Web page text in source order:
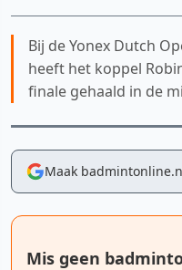
Bij de Yonex Dutch
heeft het koppel
finale gehaald in de
Maak
Mis geen